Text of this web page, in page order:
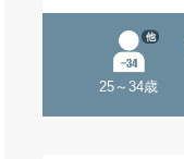
25～34歳
他